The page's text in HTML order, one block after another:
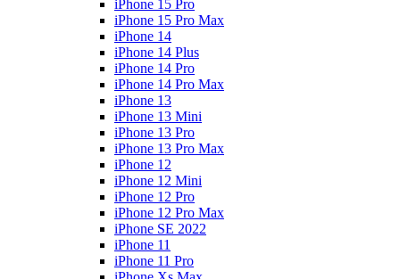
iPhone 15 Pro
iPhone 15 Pro Max
iPhone 14
iPhone 14 Plus
iPhone 14 Pro
iPhone 14 Pro Max
iPhone 13
iPhone 13 Mini
iPhone 13 Pro
iPhone 13 Pro Max
iPhone 12
iPhone 12 Mini
iPhone 12 Pro
iPhone 12 Pro Max
iPhone SE 2022
iPhone 11
iPhone 11 Pro